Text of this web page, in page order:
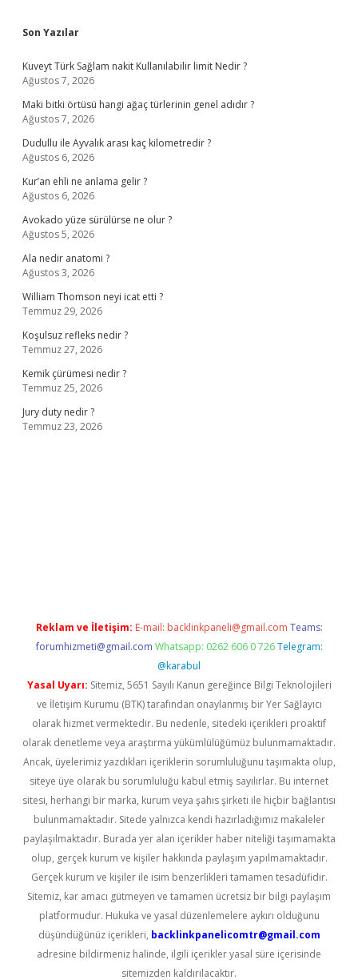
Son Yazılar
Kuveyt Türk Sağlam nakit Kullanılabilir limit Nedir ?
Ağustos 7, 2026
Maki bitki örtüsü hangi ağaç türlerinin genel adıdır ?
Ağustos 7, 2026
Dudullu ile Ayvalık arası kaç kilometredir ?
Ağustos 6, 2026
Kur’an ehli ne anlama gelir ?
Ağustos 6, 2026
Avokado yüze sürülürse ne olur ?
Ağustos 5, 2026
Ala nedir anatomi ?
Ağustos 3, 2026
William Thomson neyi icat etti ?
Temmuz 29, 2026
Koşulsuz refleks nedir ?
Temmuz 27, 2026
Kemik çürümesi nedir ?
Temmuz 25, 2026
Jury duty nedir ?
Temmuz 23, 2026
Reklam ve İletişim: E-mail: backlinkpaneli@gmail.com Teams:
forumhizmeti@gmail.com Whatsapp: 0262 606 0 726 Telegram:
@karabul
Yasal Uyarı: Sitemiz, 5651 Sayılı Kanun gereğince Bilgi Teknolojileri
ve İletişim Kurumu (BTK) tarafından onaylanmış bir Yer Sağlayıcı
olarak hizmet vermektedir. Bu nedenle, sitedeki içerikleri proaktif
olarak denetleme veya araştırma yükümlülüğümüz bulunmamaktadır.
Ancak, üyelerimiz yazdıkları içeriklerin sorumluluğunu taşımakta olup,
siteye üye olarak bu sorumluluğu kabul etmiş sayılırlar. Bu internet
sitesi, herhangi bir marka, kurum veya şahıs şirketi ile hiçbir bağlantısı
bulunmamaktadır. Sitede yalnızca kendi hazırladığımız makaleler
paylaşılmaktadır. Burada yer alan içerikler haber niteliği taşımamakta
olup, gerçek kurum ve kişiler hakkında paylaşım yapılmamaktadır.
Gerçek kurum ve kişiler ile isim benzerlikleri tamamen tesadüfidir.
Sitemiz, kar amacı gütmeyen ve tamamen ücretsiz bir bilgi paylaşım
platformudur. Hukuka ve yasal düzenlemelere aykırı olduğunu
düşündüğünüz içerikleri, backlinkpanelicomtr@gmail.com
adresine bildirmeniz halinde, ilgili içerikler yasal süre içerisinde
sitemizden kaldırılacaktır.